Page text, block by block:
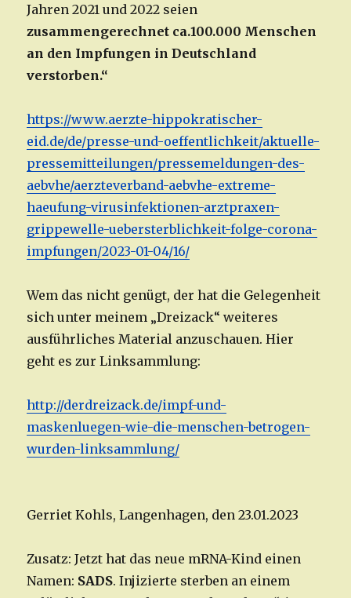
Jahren 2021 und 2022 seien
zusammengerechnet ca.100.000 Menschen
an den Impfungen in Deutschland
verstorben.“
https://www.aerzte-hippokratischer-
eid.de/de/presse-und-oeffentlichkeit/aktuelle-
pressemitteilungen/pressemeldungen-des-
aebvhe/aerzteverband-aebvhe-extreme-
haeufung-virusinfektionen-arztpraxen-
grippewelle-uebersterblichkeit-folge-corona-
impfungen/2023-01-04/16/
Wem das nicht genügt, der hat die Gelegenheit
sich unter meinem „Dreizack“ weiteres
ausführliches Material anzuschauen. Hier
geht es zur Linksammlung:
http://derdreizack.de/impf-und-
maskenluegen-wie-die-menschen-betrogen-
wurden-linksammlung/
Gerriet Kohls, Langenhagen, den 23.01.2023
Zusatz: Jetzt hat das neue mRNA-Kind einen
Namen: SADS. Injizierte sterben an einem